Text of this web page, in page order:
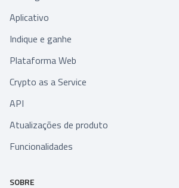
Aplicativo
Indique e ganhe
Plataforma Web
Crypto as a Service
API
Atualizações de produto
Funcionalidades
SOBRE